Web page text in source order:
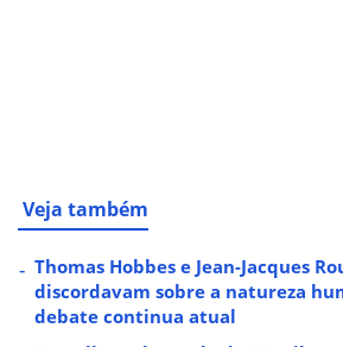
Veja também
Thomas Hobbes e Jean-Jacques
discordavam sobre a natureza
debate continua atual